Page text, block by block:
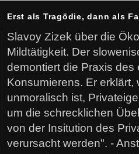
Erst als Tragödie, dann als
Slavoy Zizek über die
Mildtätigkeit. Der
demontiert die Praxis des
Konsumierens. Er erklärt,
unmoralisch ist,
um die schrecklichen
von der Insitution des
verursacht werden". -